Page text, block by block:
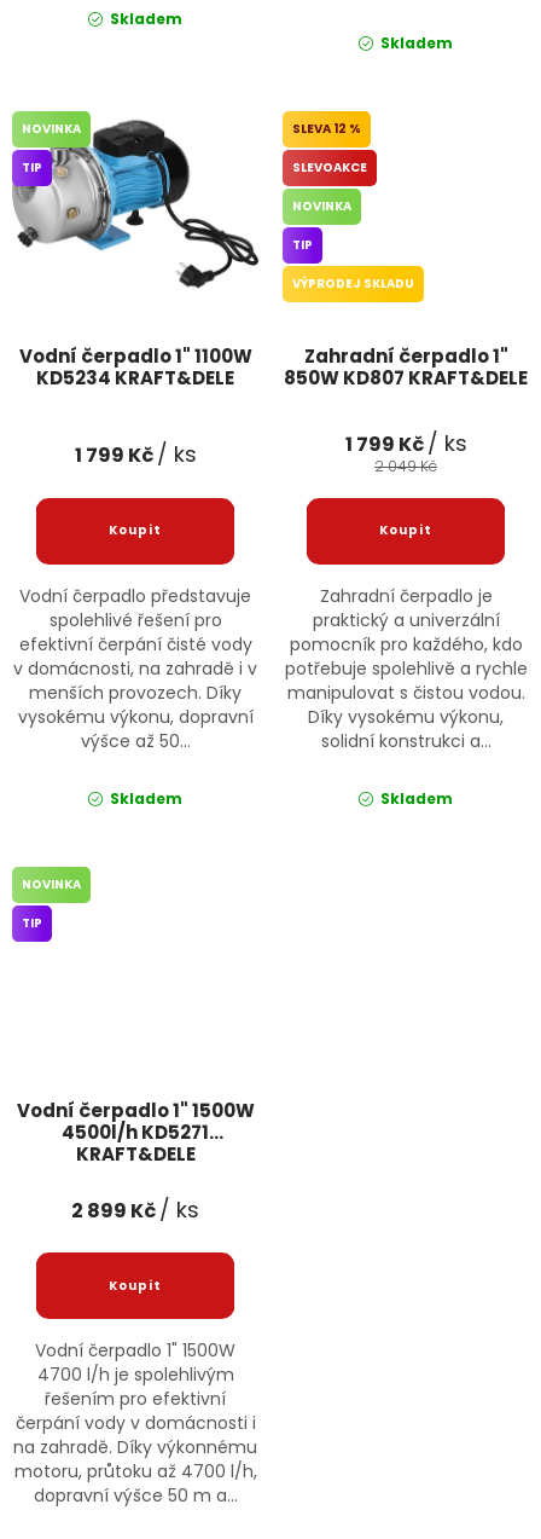
Skladem
Skladem
Vodní čerpadlo 1" 1100W
KD5234 KRAFT&DELE
NOVINKA
TIP
1 799 Kč/ ks
Vodní čerpadlo představuje
spolehlivé řešení pro
efektivní čerpání čisté vody
v domácnosti, na zahradě i v
menších provozech. Díky
vysokému výkonu, dopravní
výšce až 50...
Skladem
Zahradní čerpadlo 1"
850W KD807 KRAFT&DELE
12 %
SLEVOAKCE
NOVINKA
TIP
VÝPRODEJ SKLADU
1 799 Kč/ ks
2 049 Kč
Zahradní čerpadlo je
praktický a univerzální
pomocník pro každého, kdo
potřebuje spolehlivě a rychle
manipulovat s čistou vodou.
Díky vysokému výkonu,
solidní konstrukci a...
Skladem
Vodní čerpadlo 1" 1500W
4500l/h KD5271
KRAFT&DELE
NOVINKA
TIP
2 899 Kč/ ks
Vodní čerpadlo 1" 1500W
4700 l/h je spolehlivým
řešením pro efektivní
čerpání vody v domácnosti i
na zahradě. Díky výkonnému
motoru, průtoku až 4700 l/h,
dopravní výšce 50 m a...